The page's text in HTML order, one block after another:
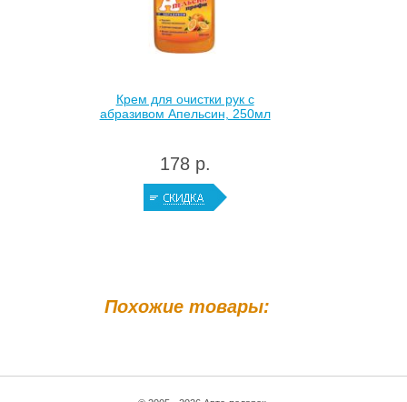
Похожие товары:
Крем для очистки рук с
абразивом Апельсин, 250мл
178 р.